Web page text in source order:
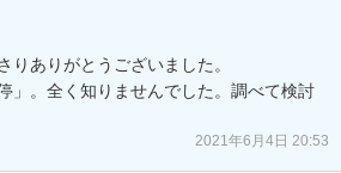
りありがとうございました。
」。全く知りませんでした。調べて検討
2021年6月4日 20:53